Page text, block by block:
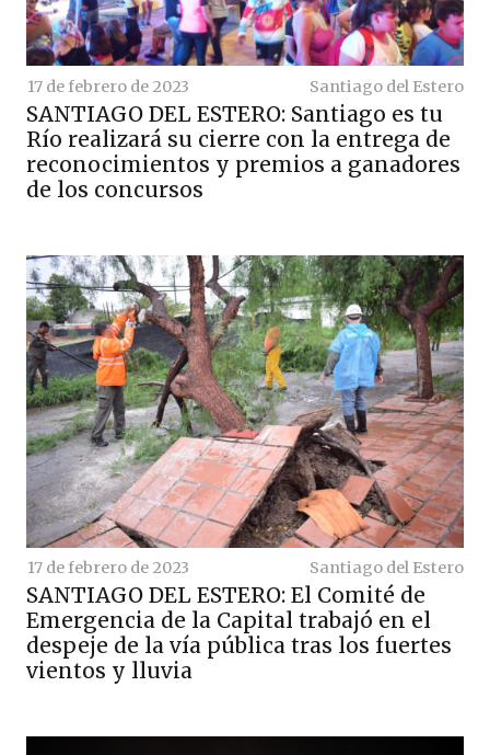
17 de febrero de 2023 Santiago del Estero
SANTIAGO DEL ESTERO: Santiago es tu
Río realizará su cierre con la entrega de
reconocimientos y premios a ganadores
de los concursos
17 de febrero de 2023 Santiago del Estero
SANTIAGO DEL ESTERO: El Comité de
Emergencia de la Capital trabajó en el
despeje de la vía pública tras los fuertes
vientos y lluvia